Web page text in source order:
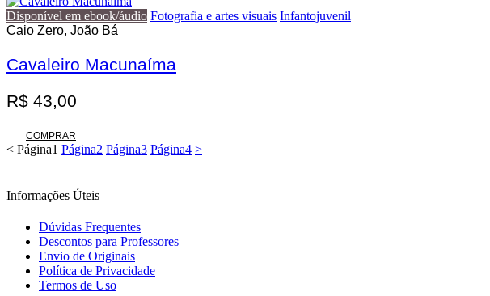
era:
R$ 133,00.
é:
Disponível em ebook/áudio Fotografia e artes visuais Infantojuvenil
Caio Zero, João Bá
Cavaleiro Macunaíma
R$ 43,00
COMPRAR
< Página1 Página2 Página3 Página4 >
Informações Úteis
Dúvidas Frequentes
Descontos para Professores
Envio de Originais
Política de Privacidade
Termos de Uso